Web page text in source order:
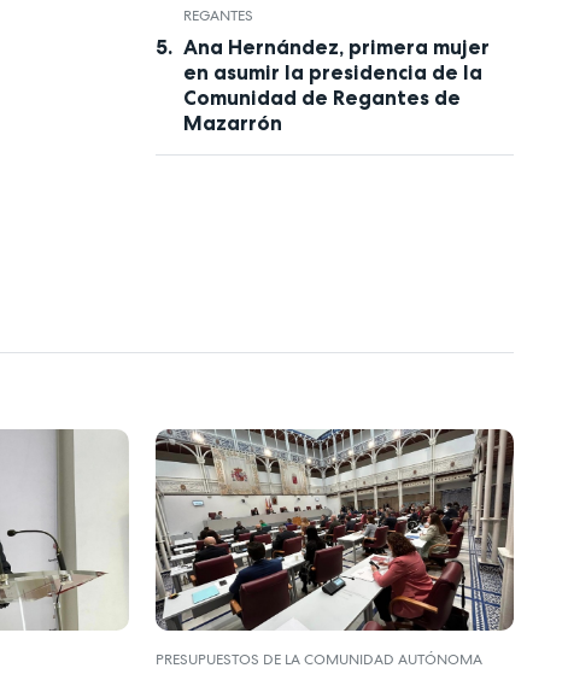
REGANTES
Ana Hernández, primera mujer
en asumir la presidencia de la
Comunidad de Regantes de
Mazarrón
PRESUPUESTOS DE LA COMUNIDAD AUTÓNOMA